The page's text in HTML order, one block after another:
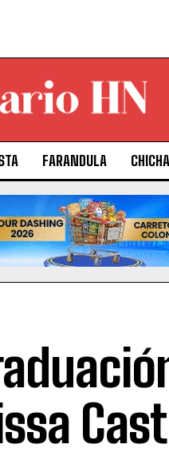
FARANDULA